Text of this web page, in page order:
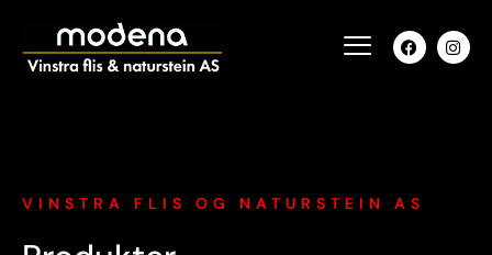
VINSTRA FLIS OG NATURSTEIN AS